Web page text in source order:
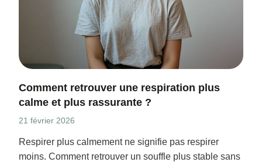
Comment retrouver une respiration plus
calme et plus rassurante ?
21 février 2026
Respirer plus calmement ne signifie pas respirer
moins. Comment retrouver un souffle plus stable sans